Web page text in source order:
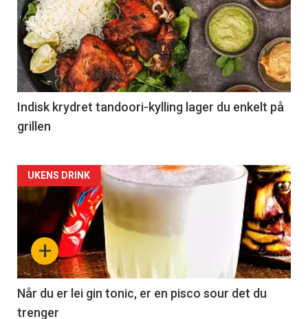
Indisk krydret tandoori-kylling lager du enkelt på
grillen
Forsiden
akkurat
nå
-
2
+
UKENS DRINK
Når du er lei gin tonic, er en pisco sour det du
trenger